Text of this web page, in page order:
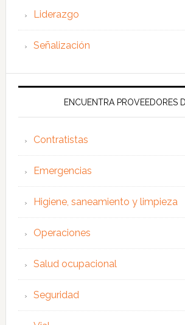
Liderazgo
Señalización
ENCUENTRA PROVEEDORES
Contratistas
Emergencias
Higiene, saneamiento y limpieza
Operaciones
Salud ocupacional
Seguridad